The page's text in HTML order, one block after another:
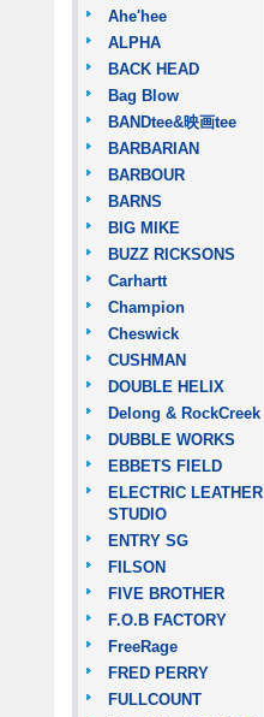
Ahe'hee
ALPHA
BACK HEAD
Bag Blow
BANDtee&映画tee
BARBARIAN
BARBOUR
BARNS
BIG MIKE
BUZZ RICKSONS
Carhartt
Champion
Cheswick
CUSHMAN
DOUBLE HELIX
Delong & RockCreek
DUBBLE WORKS
EBBETS FIELD
ELECTRIC LEATHER
STUDIO
ENTRY SG
FILSON
FIVE BROTHER
F.O.B FACTORY
FreeRage
FRED PERRY
FULLCOUNT